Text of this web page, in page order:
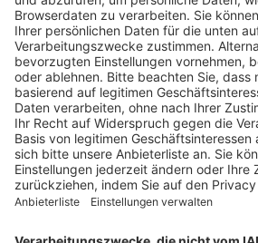
Produkte
Ratgeber
Weitblick
WEITERES AUS DEM VERLAG
Reisemobil International